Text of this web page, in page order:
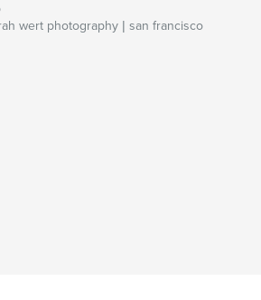
wert photography | san francisco